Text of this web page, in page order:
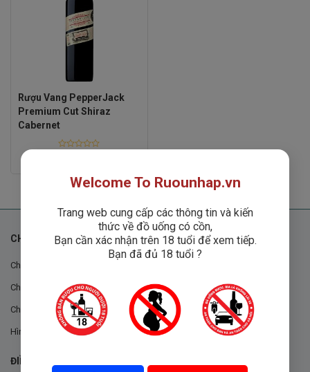
Rượu Vang PepperJack
Premium Cut Shiraz
Cabernet
CHÍNH SÁCH
Chính sách chung
Chính sách đổi trả
Chính sách mua hàng
Hình thức thanh toán
ĐIỀU KHOẢN VÀ CHÍNH SÁCH
Welcome To Ruounhap.vn
Trang web cung cấp các thông tin và kiến
thức về đồ uống có cồn,
Bạn cần xác nhận trên 18 tuổi để xem tiếp.
Bạn đã đủ 18 tuổi ?